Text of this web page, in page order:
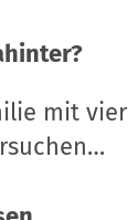
mit vier